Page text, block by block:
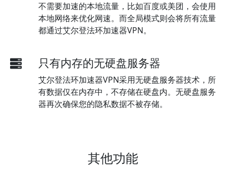
不需要加速的本地流量，比如百度或美团，会使用
本地网络来优化网速。而全局模式则会将所有流量
都通过艾尔登法环加速器VPN。
只有内存的无硬盘服务器
艾尔登法环加速器VPN采用无硬盘服务器技术，所
有数据仅在内存中，不存储在硬盘内。无硬盘服务
器再次确保您的隐私数据不被存储。
其他功能